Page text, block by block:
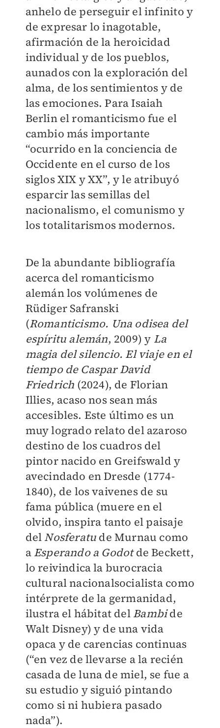
anhelo de perseguir el infinito y
de expresar lo inagotable,
afirmación de la heroicidad
individual y de los pueblos,
aunados con la exploración del
alma, de los sentimientos y de
las emociones. Para Isaiah
Berlin el romanticismo fue el
cambio más importante
“ocurrido en la conciencia de
Occidente en el curso de los
siglos XIX y XX”, y le atribuyó
esparcir las semillas del
nacionalismo, el comunismo y
los totalitarismos modernos.
De la abundante bibliografía
acerca del romanticismo
alemán los volúmenes de
Rüdiger Safranski
(Romanticismo. Una odisea del
espíritu alemán, 2009) y La
magia del silencio. El viaje en el
tiempo de Caspar David
Friedrich (2024), de Florian
Illies, acaso nos sean más
accesibles. Este último es un
muy logrado relato del azaroso
destino de los cuadros del
pintor nacido en Greifswald y
avecindado en Dresde (1774-
1840), de los vaivenes de su
fama pública (muere en el
olvido, inspira tanto el paisaje
del Nosferatu de Murnau como
a Esperando a Godotde Beckett,
lo reivindica la burocracia
cultural nacionalsocialista como
intérprete de la germanidad,
ilustra el hábitat del Bambide
Walt Disney) y de una vida
opaca y de carencias continuas
(“en vez de llevarse a la recién
casada de luna de miel, se fue a
su estudio y siguió pintando
como si ni hubiera pasado
nada”).